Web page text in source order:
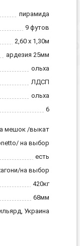
пирамида
9 футов
2,60 х 1,30м
ардезия 25мм
ольха
ЛДСП
ольха
6
мешок /выкат
на выбор
есть
на выбор
420кг
68мм
Украина